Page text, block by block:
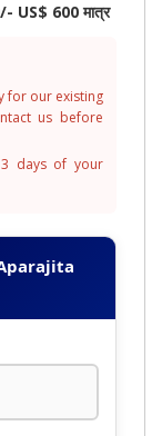
US$ 600 मात्र
for our existing
us before
days of your